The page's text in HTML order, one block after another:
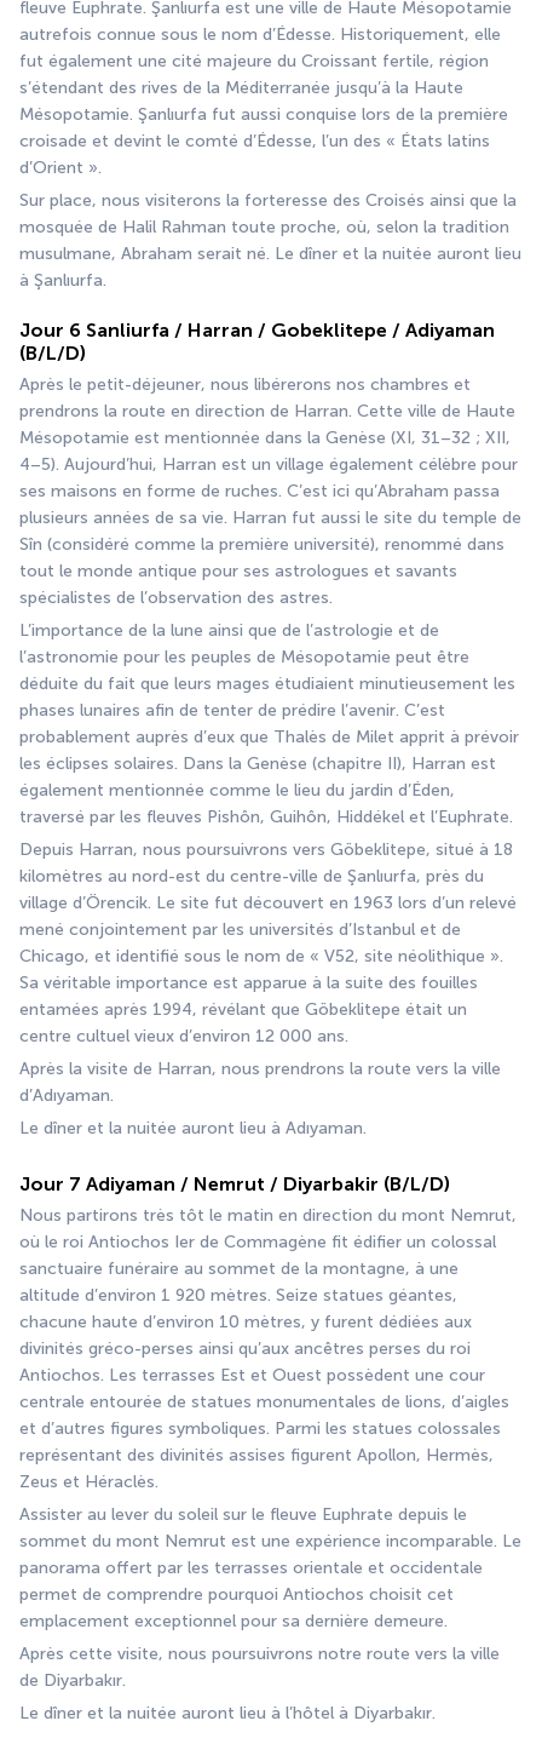
fleuve Euphrate. Şanlıurfa est une ville de Haute Mésopotamie
autrefois connue sous le nom d’Édesse. Historiquement, elle
fut également une cité majeure du Croissant fertile, région
s’étendant des rives de la Méditerranée jusqu’à la Haute
Mésopotamie. Şanlıurfa fut aussi conquise lors de la première
croisade et devint le comté d’Édesse, l’un des « États latins
d’Orient ».
Sur place, nous visiterons la forteresse des Croisés ainsi que la
mosquée de Halil Rahman toute proche, où, selon la tradition
musulmane, Abraham serait né. Le dîner et la nuitée auront lieu
à Şanlıurfa.
Jour 6 Sanliurfa / Harran / Gobeklitepe / Adiyaman
(B/L/D)
Après le petit-déjeuner, nous libérerons nos chambres et
prendrons la route en direction de Harran. Cette ville de Haute
Mésopotamie est mentionnée dans la Genèse (XI, 31–32 ; XII,
4–5). Aujourd’hui, Harran est un village également célèbre pour
ses maisons en forme de ruches. C’est ici qu’Abraham passa
plusieurs années de sa vie. Harran fut aussi le site du temple de
Sîn (considéré comme la première université), renommé dans
tout le monde antique pour ses astrologues et savants
spécialistes de l’observation des astres.
L’importance de la lune ainsi que de l’astrologie et de
l’astronomie pour les peuples de Mésopotamie peut être
déduite du fait que leurs mages étudiaient minutieusement les
phases lunaires afin de tenter de prédire l’avenir. C’est
probablement auprès d’eux que Thalès de Milet apprit à prévoir
les éclipses solaires. Dans la Genèse (chapitre II), Harran est
également mentionnée comme le lieu du jardin d’Éden,
traversé par les fleuves Pishôn, Guihôn, Hiddékel et l’Euphrate.
Depuis Harran, nous poursuivrons vers Göbeklitepe, situé à 18
kilomètres au nord-est du centre-ville de Şanlıurfa, près du
village d’Örencik. Le site fut découvert en 1963 lors d’un relevé
mené conjointement par les universités d’Istanbul et de
Chicago, et identifié sous le nom de « V52, site néolithique ».
Sa véritable importance est apparue à la suite des fouilles
entamées après 1994, révélant que Göbeklitepe était un
centre cultuel vieux d’environ 12 000 ans.
Après la visite de Harran, nous prendrons la route vers la ville
d’Adıyaman.
Le dîner et la nuitée auront lieu à Adıyaman.
Jour 7 Adiyaman / Nemrut / Diyarbakir (B/L/D)
Nous partirons très tôt le matin en direction du mont Nemrut,
où le roi Antiochos Ier de Commagène fit édifier un colossal
sanctuaire funéraire au sommet de la montagne, à une
altitude d’environ 1 920 mètres. Seize statues géantes,
chacune haute d’environ 10 mètres, y furent dédiées aux
divinités gréco-perses ainsi qu’aux ancêtres perses du roi
Antiochos. Les terrasses Est et Ouest possèdent une cour
centrale entourée de statues monumentales de lions, d’aigles
et d’autres figures symboliques. Parmi les statues colossales
représentant des divinités assises figurent Apollon, Hermès,
Zeus et Héraclès.
Assister au lever du soleil sur le fleuve Euphrate depuis le
sommet du mont Nemrut est une expérience incomparable. Le
panorama offert par les terrasses orientale et occidentale
permet de comprendre pourquoi Antiochos choisit cet
emplacement exceptionnel pour sa dernière demeure.
Après cette visite, nous poursuivrons notre route vers la ville
de Diyarbakır.
Le dîner et la nuitée auront lieu à l’hôtel à Diyarbakır.